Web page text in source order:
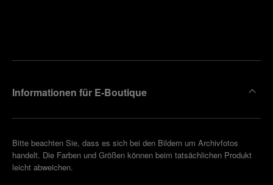
Informationen für E-Boutique
Bitte beachten Sie, dass es sich bei den Bildern um Archivfotos
handelt. Die Farben und Größen können beim tatsächlichen Produkt
leicht abweichen.